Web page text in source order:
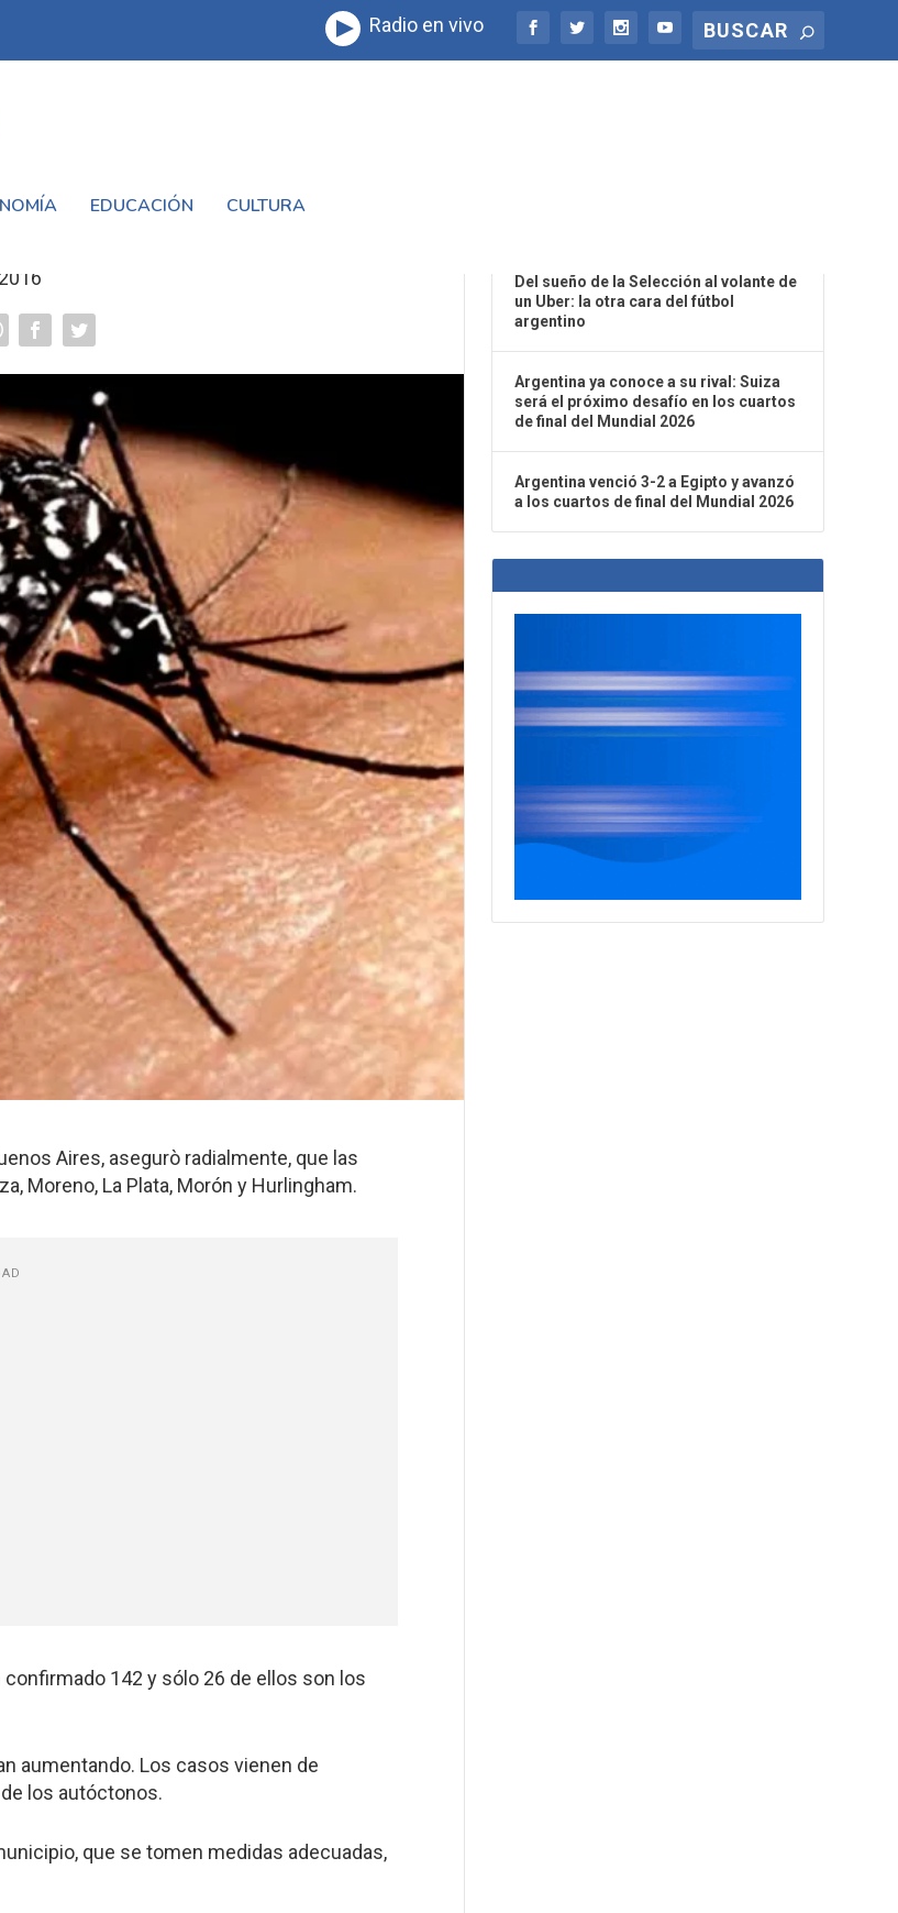
Radio en vivo
EDUCACIÓN CULTURA
Aires, asegurò radialmente, que las
Moreno, La Plata, Morón y Hurlingham.
142 y sólo 26 de ellos son los
aumentando. Los casos vienen de
los autóctonos.
que se tomen medidas adecuadas,
Del sueño de la Selección al volante de
un Uber: la otra cara del fútbol
argentino
Argentina ya conoce a su rival: Suiza
será el próximo desafío en los cuartos
de final del Mundial 2026
Argentina venció 3-2 a Egipto y avanzó
a los cuartos de final del Mundial 2026